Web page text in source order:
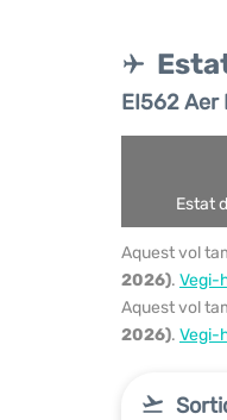
EI562 Aer
Estat
Aquest vol
2026). Vegi-
Aquest vol
2026). Vegi-